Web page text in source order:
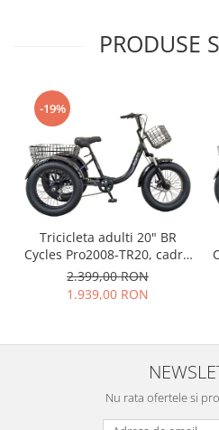
PRODUSE
-19%
Tricicleta adulti 20" BR
Cycles Pro2008-TR20, cadru
otel 16", frane disc, 7 viteze,
negru
2.399,00 RON
1.939,00 RON
Nu rata ofertele si